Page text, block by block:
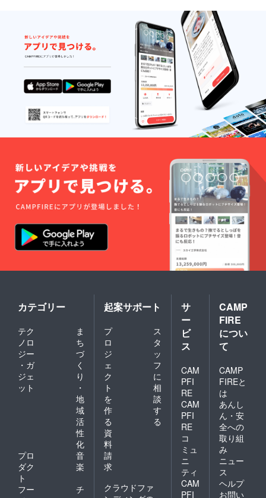
カテゴリー
テク
ノロ
ジー
・ガ
ジェ
ット
ま
ち
づ
く
り
・
地
域
活
性
化
プロ
ダク
ト
音
楽
フー
チ
起案サポート
プ
ロ
ジ
ェ
ク
ト
を
作
る
ス
タ
ッ
フ
に
相
談
す
る
資
料
請
求
クラウドファ
サ
ー
ビ
ス
CAM
PFI
RE
CAM
PFI
RE
コ
ミュ
ニ
ティ
CAM
PFI
CAMP
FIRE
につい
て
CAMP
FIREと
は
あんし
ん・安
全への
取り組
み
ニュー
ス
ヘルプ
お問い